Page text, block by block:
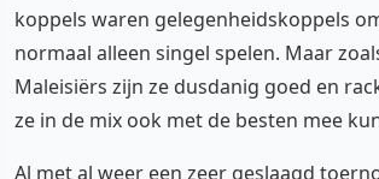
koppels waren gelegenheidskoppels
normaal alleen singel spelen. Maar
Maleisiërs zijn ze dusdanig goed en
ze in de mix ook met de besten mee
Al met al weer een zeer geslaagd